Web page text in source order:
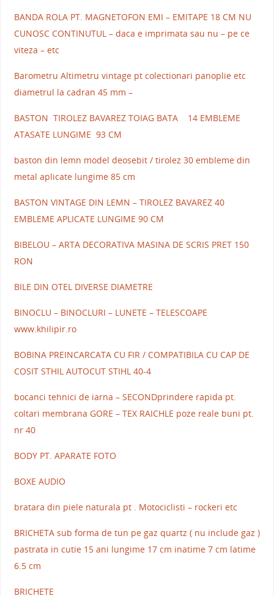
BANDA ROLA PT. MAGNETOFON EMI – EMITAPE 18 CM NU
CUNOSC CONTINUTUL – daca e imprimata sau nu – pe ce
viteza – etc
Barometru Altimetru vintage pt colectionari panoplie etc
diametrul la cadran 45 mm –
BASTON TIROLEZ BAVAREZ TOIAG BATA 14 EMBLEME
ATASATE LUNGIME 93 CM
baston din lemn model deosebit / tirolez 30 embleme din
metal aplicate lungime 85 cm
BASTON VINTAGE DIN LEMN – TIROLEZ BAVAREZ 40
EMBLEME APLICATE LUNGIME 90 CM
BIBELOU – ARTA DECORATIVA MASINA DE SCRIS PRET 150
RON
BILE DIN OTEL DIVERSE DIAMETRE
BINOCLU – BINOCLURI – LUNETE – TELESCOAPE
www.khilipir.ro
BOBINA PREINCARCATA CU FIR / COMPATIBILA CU CAP DE
COSIT STHIL AUTOCUT STIHL 40-4
bocanci tehnici de iarna – SECONDprindere rapida pt.
coltari membrana GORE – TEX RAICHLE poze reale buni pt.
nr 40
BODY PT. APARATE FOTO
BOXE AUDIO
bratara din piele naturala pt . Motociclisti – rockeri etc
BRICHETA sub forma de tun pe gaz quartz ( nu include gaz )
pastrata in cutie 15 ani lungime 17 cm inatime 7 cm latime
6.5 cm
BRICHETE